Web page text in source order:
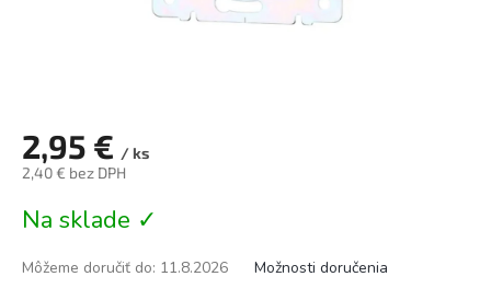
2,95 € / ks
2,40 € bez DPH
cena:
Na sklade ✓
Môžeme doručiť do: 11.8.2026 Možnosti doručenia